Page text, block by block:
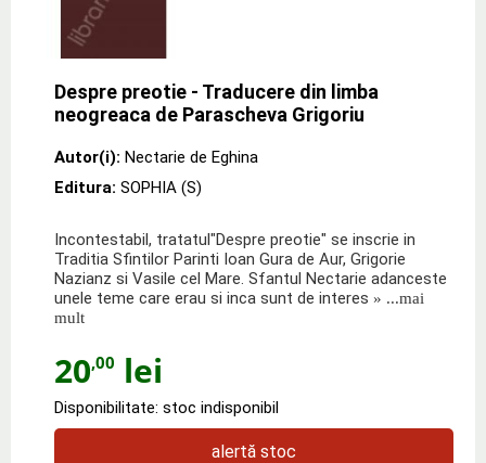
Despre preotie - Traducere din limba
neogreaca de Parascheva Grigoriu
Autor(i): Nectarie de Eghina
Editura: SOPHIA (S)
Incontestabil, tratatul"Despre preotie" se inscrie in
Traditia Sfintilor Parinti Ioan Gura de Aur, Grigorie
Nazianz si Vasile cel Mare. Sfantul Nectarie adanceste
unele teme care erau si inca sunt de interes » ...mai
mult
20,00 lei
Disponibilitate: stoc indisponibil
alertă stoc